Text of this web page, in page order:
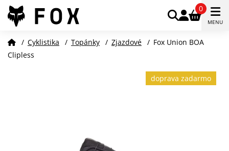
0
MENU
/ Cyklistika / Topánky / Zjazdové / Fox Union BOA
Clipless
doprava zadarmo